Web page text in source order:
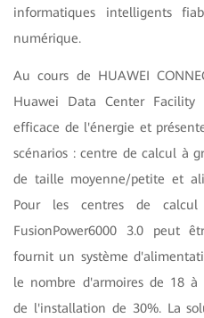
informatiques intelligents
numérique.
Au cours de HUAWEI
Huawei Data Center
efficace de l'énergie et
scénarios : centre de calcul à
de taille moyenne/petite et
Pour les centres de
FusionPower6000 3.0 peut
fournit un système
le nombre d'armoires de 18 à
de l'installation de 30%. La